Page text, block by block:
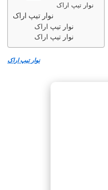
نوار تیپ اراک
نوار تیپ اراک
نوار تیپ اراک
نوار تیپ اراک
نوار تیپ اراک